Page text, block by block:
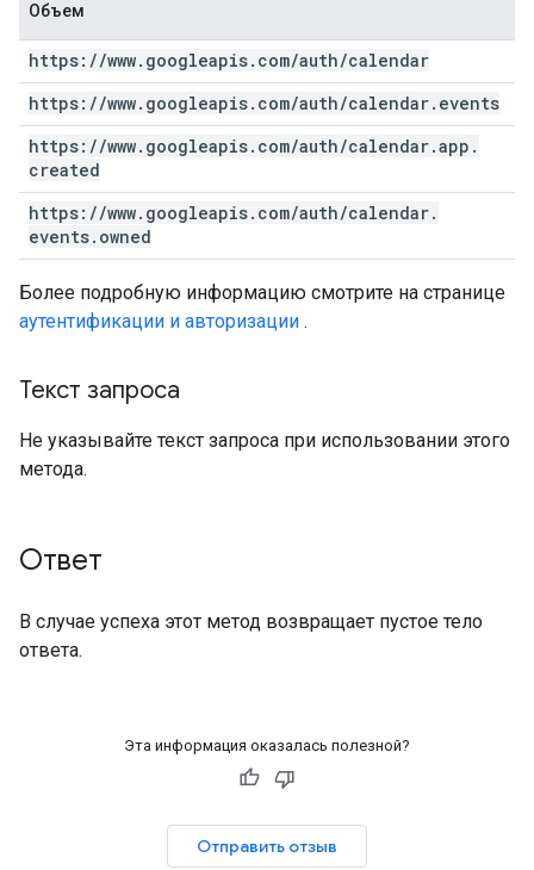
Объем
https: //www. googleapis. com/auth/calendar
https: //www. googleapis. com/auth/calendar. events
https: //www. googleapis. com/auth/calendar.app .
created
https: //www. googleapis. com/auth/calendar.
events. owned
Более подробную информацию смотрите на странице
аутентификации и авторизации .
Текст запроса
Не указывайте текст запроса при использовании этого
метода.
Ответ
В случае успеха этот метод возвращает пустое тело
ответа.
Эта информация оказалась полезной?
Отправить отзыв